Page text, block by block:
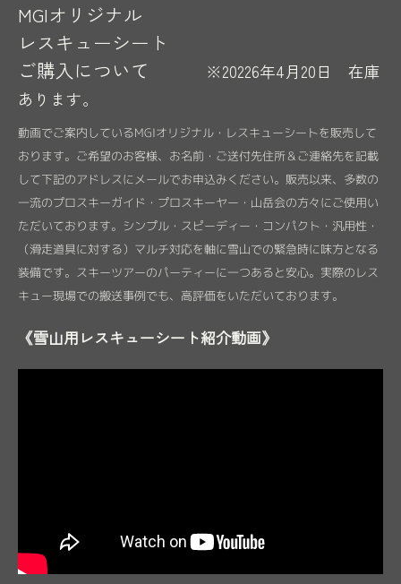
MGIオリジナル
レスキューシート
ご購入について
※20226年4月20日 在庫
あります。
動画でご案内しているMGIオリジナル・レスキューシートを販売して
おります。ご希望のお客様、お名前・ご送付先住所＆ご連絡先を記載
して下記のアドレスにメールでお申込みください。販売以来、多数の
一流のプロスキーガイド・プロスキーヤー・山岳会の方々にご使用い
ただいております。シンプル・スピーディー・コンパクト・汎用性・
（滑走道具に対する）マルチ対応を軸に雪山での緊急時に味方となる
装備です。スキーツアーのパーティーに一つあると安心。実際のレス
キュー現場での搬送事例でも、高評価をいただいております。
《雪山用レスキューシート紹介動画》